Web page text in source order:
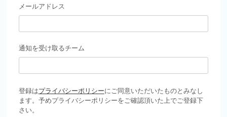
メールアドレス
通知を受け取るチーム
登録はプライバシーポリシーにご同意いただいたものとみなし
ます。予めプライバシーポリシーをご確認頂いた上でご登録下
さい。